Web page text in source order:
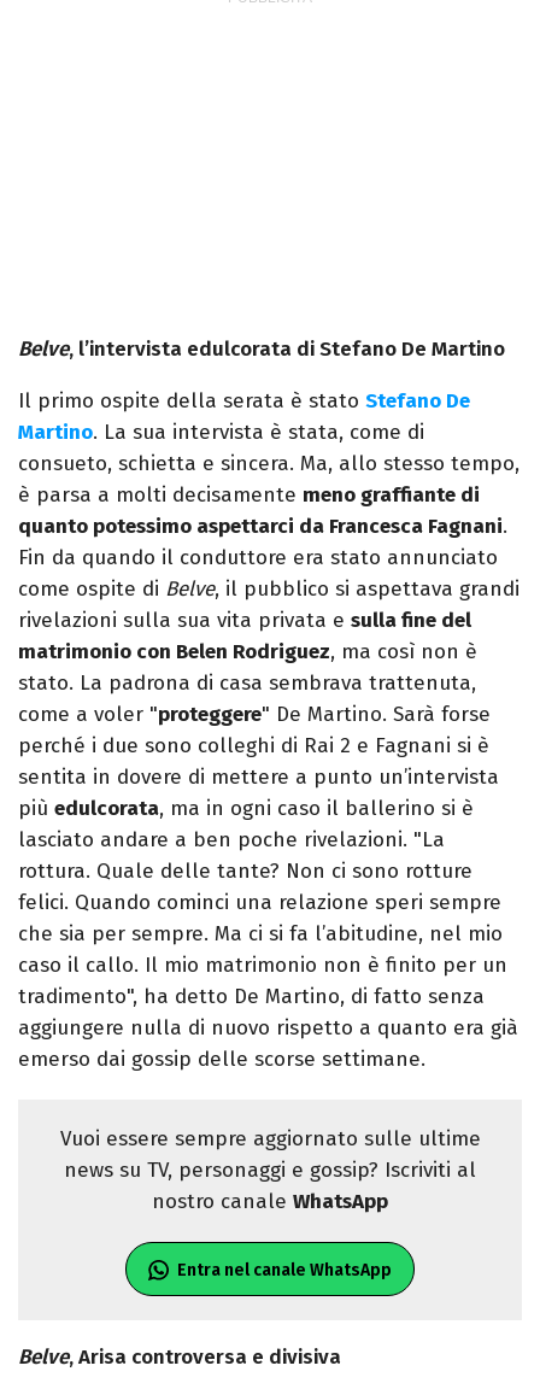
Belve, l’intervista edulcorata di Stefano De Martino
Il primo ospite della serata è stato Stefano De
Martino. La sua intervista è stata, come di
consueto, schietta e sincera. Ma, allo stesso tempo,
è parsa a molti decisamente meno graffiante di
quanto potessimo aspettarci da Francesca Fagnani.
Fin da quando il conduttore era stato annunciato
come ospite di Belve, il pubblico si aspettava grandi
rivelazioni sulla sua vita privata e sulla fine del
matrimonio con Belen Rodriguez, ma così non è
stato. La padrona di casa sembrava trattenuta,
come a voler "proteggere" De Martino. Sarà forse
perché i due sono colleghi di Rai 2 e Fagnani si è
sentita in dovere di mettere a punto un’intervista
più edulcorata, ma in ogni caso il ballerino si è
lasciato andare a ben poche rivelazioni. "La
rottura. Quale delle tante? Non ci sono rotture
felici. Quando cominci una relazione speri sempre
che sia per sempre. Ma ci si fa l’abitudine, nel mio
caso il callo. Il mio matrimonio non è finito per un
tradimento", ha detto De Martino, di fatto senza
aggiungere nulla di nuovo rispetto a quanto era già
emerso dai gossip delle scorse settimane.
Vuoi essere sempre aggiornato sulle ultime
news su TV, personaggi e gossip? Iscriviti al
nostro canale WhatsApp
Entra nel canale WhatsApp
Belve, Arisa controversa e divisiva